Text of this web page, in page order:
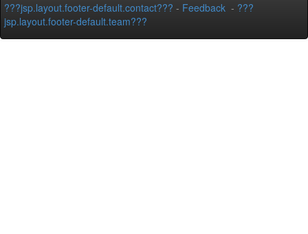
???jsp.layout.footer-default.contact??? - Feedback - ???
jsp.layout.footer-default.team???